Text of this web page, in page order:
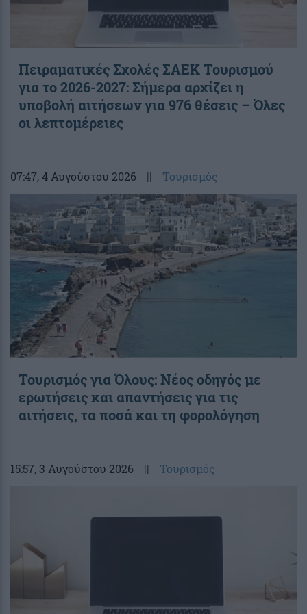
Πειραματικές Σχολές ΣΑΕΚ Τουρισμού
για το 2026-2027: Σήμερα αρχίζει η
υποβολή αιτήσεων για 976 θέσεις – Όλες
οι λεπτομέρειες
07:47, 4 Αυγούστου 2026 || Τουρισμός
Toυρισμός για Όλους: Νέος οδηγός με
ερωτήσεις και απαντήσεις για τις
αιτήσεις, τα ποσά και τη φορολόγηση
15:57, 3 Αυγούστου 2026 || Τουρισμός